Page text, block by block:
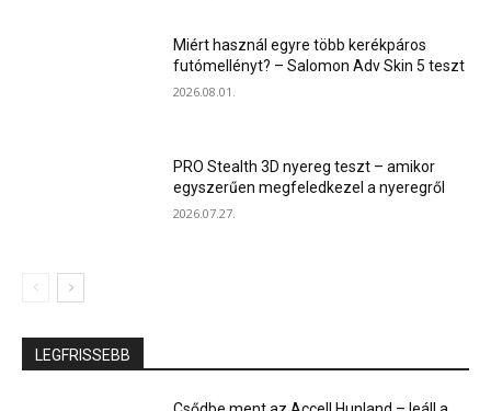
Miért használ egyre több kerékpáros
futómellényt? – Salomon Adv Skin 5 teszt
2026.08.01.
PRO Stealth 3D nyereg teszt – amikor
egyszerűen megfeledkezel a nyeregről
2026.07.27.
LEGFRISSEBB